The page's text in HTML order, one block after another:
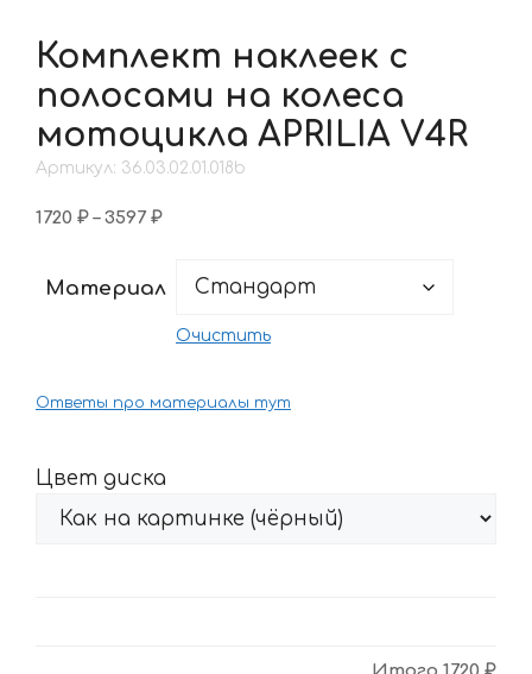
Комплект наклеек с
полосами на колеса
мотоцикла APRILIA V4R
Артикул: 36.03.02.01.018b
1720 ₽ – 3597 ₽Диапазон
–
Материал
Очистить
Ответы про материалы тут
Цвет диска